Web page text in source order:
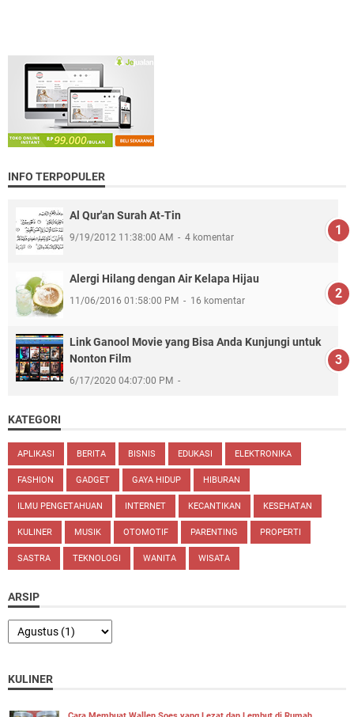
INFO TERPOPULER
Al Qur'an Surah At-Tin
9/19/2012 11:38:00 AM 4 komentar
Alergi Hilang dengan Air Kelapa Hijau
11/06/2016 01:58:00 PM 16 komentar
Link Ganool Movie yang Bisa Anda Kunjungi untuk
Nonton Film
6/17/2020 04:07:00 PM
KATEGORI
APLIKASI BERITA BISNIS EDUKASI ELEKTRONIKA
FASHION GADGET GAYA HIDUP HIBURAN
ILMU PENGETAHUAN INTERNET KECANTIKAN KESEHATAN
KULINER MUSIK OTOMOTIF PARENTING PROPERTI
SASTRA TEKNOLOGI WANITA WISATA
ARSIP
KULINER